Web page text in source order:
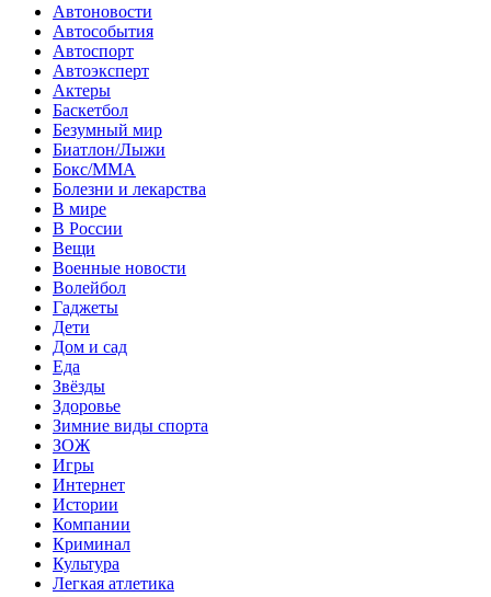
Автоновости
Автособытия
Автоспорт
Автоэксперт
Актеры
Баскетбол
Безумный мир
Биатлон/Лыжи
Бокс/MMA
Болезни и лекарства
В мире
В России
Вещи
Военные новости
Волейбол
Гаджеты
Дети
Дом и сад
Еда
Звёзды
Здоровье
Зимние виды спорта
ЗОЖ
Игры
Интернет
Истории
Компании
Криминал
Культура
Легкая атлетика